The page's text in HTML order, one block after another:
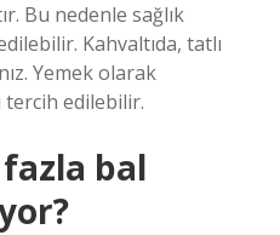
Bu nedenle sağlık
Kahvaltıda, tatlı
Yemek olarak
tercih edilebilir.
bal